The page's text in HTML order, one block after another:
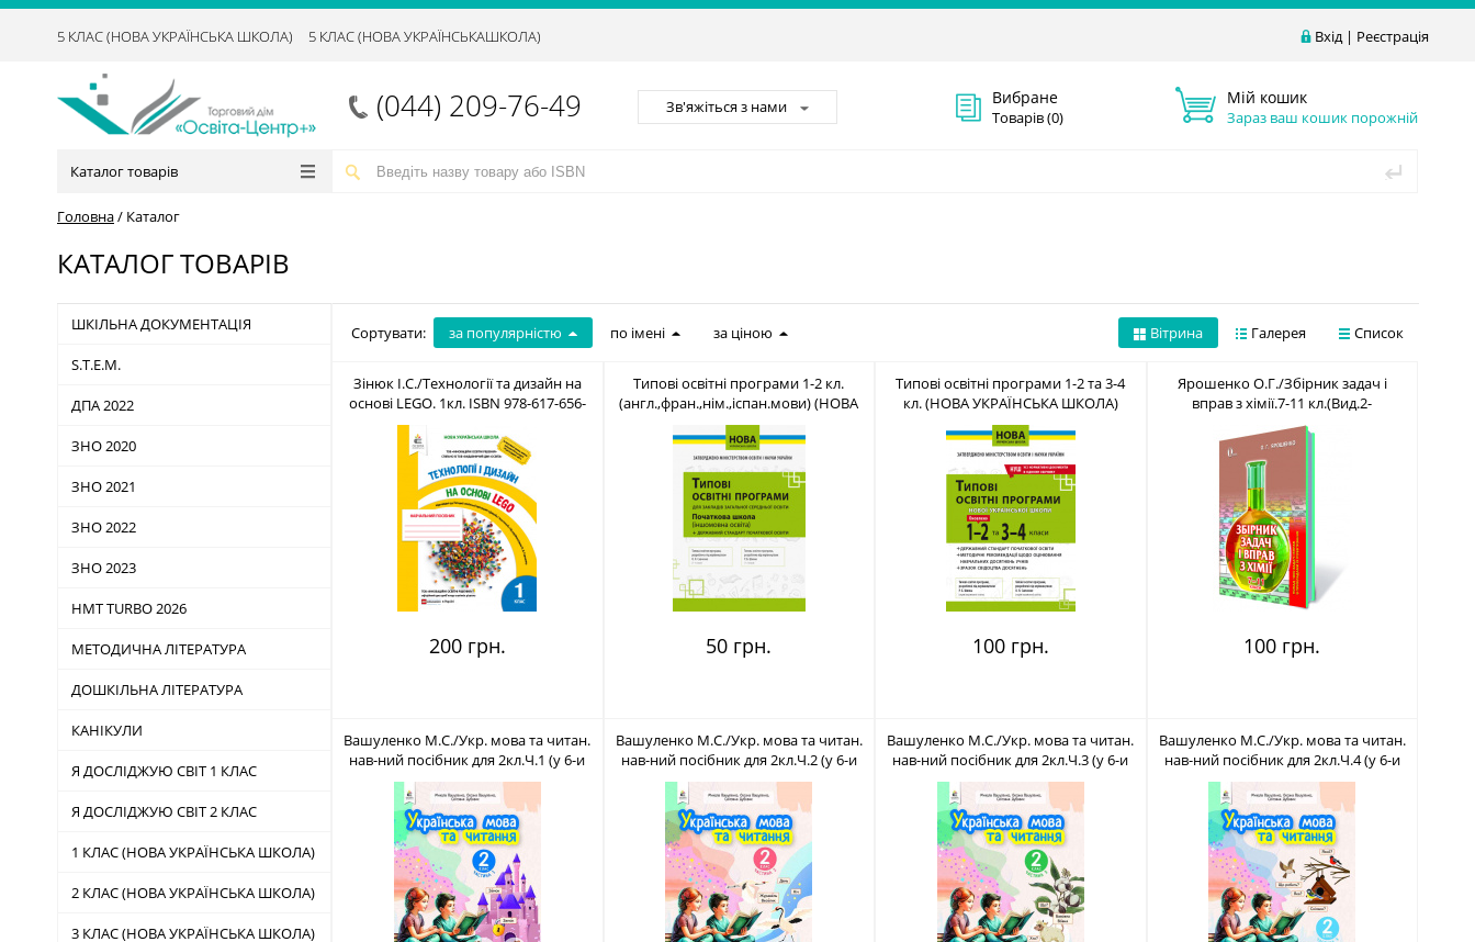
Вхід| Реєстрація
5 КЛАС (НОВА УКРАЇНСЬКА ШКОЛА) 5 КЛАС (НОВА УКРАЇНСЬКАШКОЛА)
(044) 209-76-49 Зв'яжіться з нами Вибране
Товарів (0)
Мій кошик
Зараз ваш кошик порожній
Каталог товарів
Головна/ Каталог
КАТАЛОГ ТОВАРІВ
ШКІЛЬНА ДОКУМЕНТАЦІЯ
S.T.E.M.
ДПА 2022
ЗНО 2020
ЗНО 2021
ЗНО 2022
ЗНО 2023
НМТ TURBO 2026
МЕТОДИЧНА ЛІТЕРАТУРА
ДОШКІЛЬНА ЛІТЕРАТУРА
КАНІКУЛИ
Я ДОСЛІДЖУЮ СВІТ 1 КЛАС
Я ДОСЛІДЖУЮ СВІТ 2 КЛАС
1 КЛАС (НОВА УКРАЇНСЬКА ШКОЛА)
2 КЛАС (НОВА УКРАЇНСЬКА ШКОЛА)
3 КЛАС (НОВА УКРАЇНСЬКА ШКОЛА)
Список
Галерея
Вітрина
Сортувати: за популярністю по імені за ціною
Зінюк І.С./Технології та дизайн на
основі LEGO. 1кл. ISBN 978-617-656-
200 грн.
Типові освітні програми 1-2 кл.
(англ.,фран.,нім.,іспан.мови) (НОВА
УКР.ШКОЛА) ISBN 978-617-7099-19-1
50 грн.
Типові освітні програми 1-2 та 3-4
кл. (НОВА УКРАЇНСЬКА ШКОЛА)
ISBN 978-617-7099-24-5
100 грн.
Ярошенко О.Г./Збірник задач і
вправ з хімії.7-11 кл.(Вид.2-
ге,допов.переробл) ISBN 978-617-
656-798-1
100 грн.
Вашуленко М.С./Укр. мова та читан.
нав-ний посібник для 2кл.Ч.1 (у 6-и
час-х) ISBN 978-966-983-477-5
Вашуленко М.С./Укр. мова та читан.
нав-ний посібник для 2кл.Ч.2 (у 6-и
час-х) ISBN 978-966-983-478-2
Вашуленко М.С./Укр. мова та читан.
нав-ний посібник для 2кл.Ч.3 (у 6-и
час-х) ISBN 978-966-983-479-9
Вашуленко М.С./Укр. мова та читан.
нав-ний посібник для 2кл.Ч.4 (у 6-и
час-х) ISBN 978-966-983-480-5